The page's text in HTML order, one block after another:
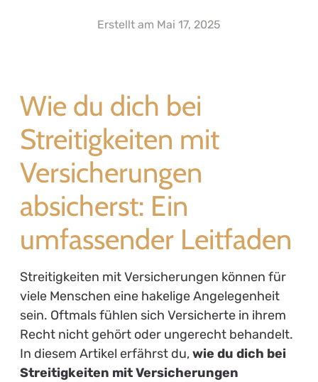
Erstellt am Mai 17, 2025
Wie du dich bei
Streitigkeiten mit
Versicherungen
absicherst: Ein
umfassender Leitfaden
Streitigkeiten mit Versicherungen können für
viele Menschen eine hakelige Angelegenheit
sein. Oftmals fühlen sich Versicherte in ihrem
Recht nicht gehört oder ungerecht behandelt.
In diesem Artikel erfährst du,wie du dich bei
Streitigkeiten mit Versicherungen